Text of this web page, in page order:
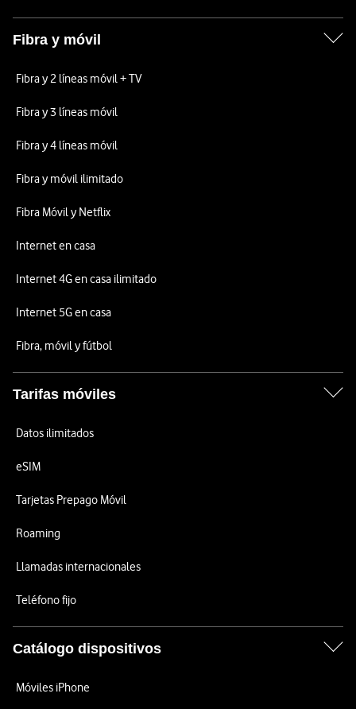
Fibra y móvil
Fibra y 2 líneas móvil + TV
Fibra y 3 líneas móvil
Fibra y 4 líneas móvil
Fibra y móvil ilimitado
Fibra Móvil y Netflix
Internet en casa
Internet 4G en casa ilimitado
Internet 5G en casa
Fibra, móvil y fútbol
Tarifas móviles
Datos ilimitados
eSIM
Tarjetas Prepago Móvil
Roaming
Llamadas internacionales
Teléfono fijo
Catálogo dispositivos
Móviles iPhone